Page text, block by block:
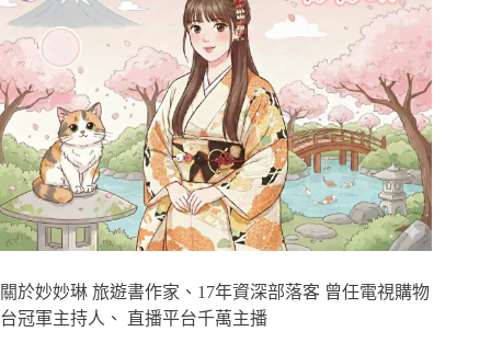
關於妙妙琳 旅遊書作家、17年資深部落客 曾任電視購物
台冠軍主持人、 直播平台千萬主播